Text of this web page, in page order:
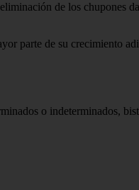
de los chupones
parte de su crecimiento
o indeterminados,